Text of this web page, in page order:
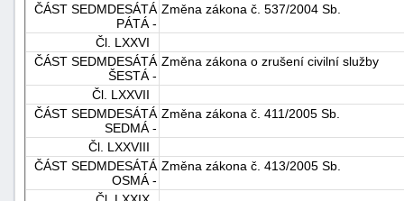
ČÁST SEDMDESÁTÁ
PÁTÁ -
Změna zákona č. 537/2004 Sb.
Čl. LXXVI
ČÁST SEDMDESÁTÁ
ŠESTÁ -
Změna zákona o zrušení civilní služby
Čl. LXXVII
ČÁST SEDMDESÁTÁ
SEDMÁ -
Změna zákona č. 411/2005 Sb.
Čl. LXXVIII
ČÁST SEDMDESÁTÁ
OSMÁ -
Změna zákona č. 413/2005 Sb.